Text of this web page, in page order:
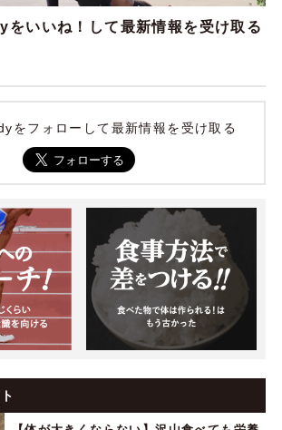
いいね！して最新情報を受け取る
をフォローして最新情報を受け取る